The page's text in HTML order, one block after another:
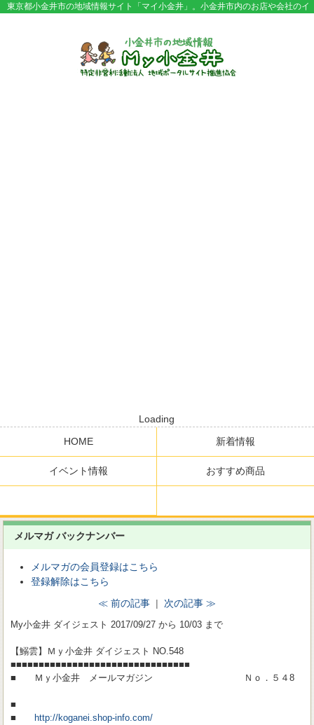
東京都小金井市の地域情報サイト「マイ小金井」。小金井市内のお店や会社のイ
Loading
HOME
新着情報
イベント情報 おすすめ商品
メルマガ バックナンバー
メルマガの会員登録はこちら
登録解除はこちら
≪ 前の記事 | 次の記事 ≫
My小金井 ダイジェスト 2017/09/27 から 10/03 まで
【鰯雲】Ｍｙ小金井 ダイジェスト NO.548
■■■■■■■■■■■■■■■■■■■■■■■■■■■■■■■■
■ Ｍｙ小金井 メールマガジン Ｎｏ．５４8
■
■
http://koganei.shop-info.com/